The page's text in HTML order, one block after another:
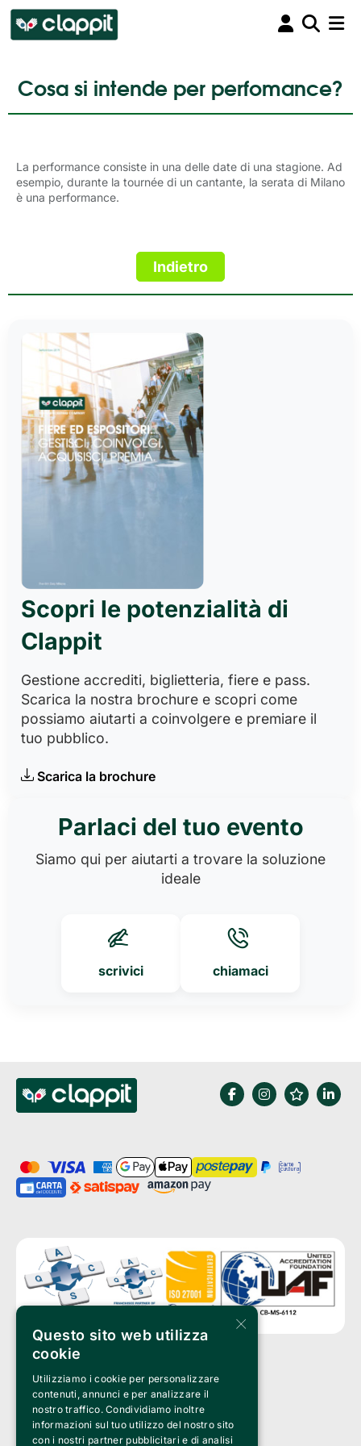
Cosa si intende per perfomance?
La performance consiste in una delle date di una stagione. Ad
esempio, durante la tournée di un cantante, la serata di Milano
è una performance.
Scopri le potenzialità di
Clappit
Gestione accrediti, biglietteria, fiere e pass.
Scarica la nostra brochure e scopri come
possiamo aiutarti a coinvolgere e premiare il
tuo pubblico.
Scarica la brochure
Parlaci del tuo evento
Siamo qui per aiutarti a trovare la soluzione
ideale
scrivici chiamaci
Clappit è un marchio di proprietà di:
Bemils Srl
a Socio Unico
Via Fosse Ardeatine, 4 -20092 Cinisello Balsamo (MI)
PI 05589050961
Iscr. C.C.I.A.A. Milano R.E.A. 1833471
×
Questo sito web utilizza
cookie
Utilizziamo i cookie per personalizzare
contenuti, annunci e per analizzare il
nostro traffico. Condividiamo inoltre
informazioni sul tuo utilizzo del nostro sito
con i nostri partner pubblicitari e di analisi